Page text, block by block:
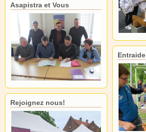
Asapistra et Vous
Rejoignez nous!
Entraide